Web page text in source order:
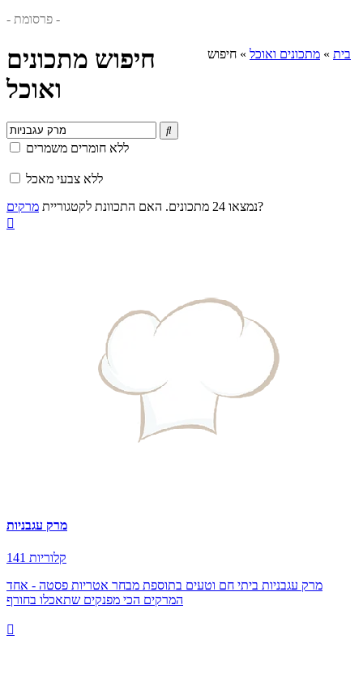
- פרסומת -
בית » מתכונים ואוכל » חיפוש
חיפוש מתכונים
ואוכל

ללא חומרים משמרים
ללא צבעי מאכל
נמצאו 24 מתכונים. האם התכוונת לקטגוריית
מרקים
?

מרק עגבניות
141 קלוריות
מרק עגבניות ביתי חם וטעים בתוספת מבחר אטריות פסטה - אחד
המרקים הכי מפנקים שתאכלו בחורף
